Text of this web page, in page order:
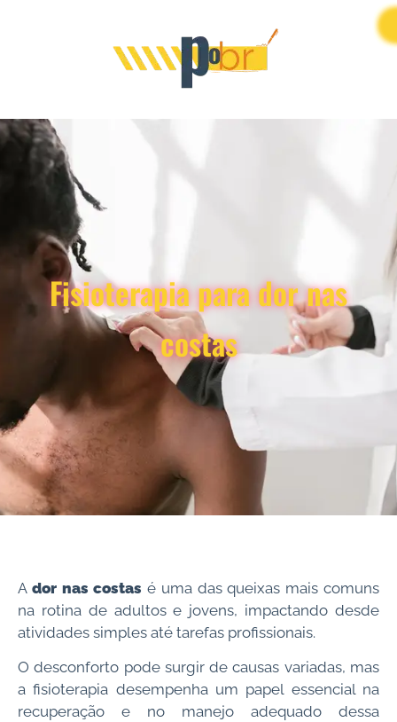
Fisioterapia para dor nas
costas
A dor nas costas é uma das queixas mais comuns
na rotina de adultos e jovens, impactando desde
atividades simples até tarefas profissionais.
O desconforto pode surgir de causas variadas, mas
a fisioterapia desempenha um papel essencial na
recuperação e no manejo adequado dessa